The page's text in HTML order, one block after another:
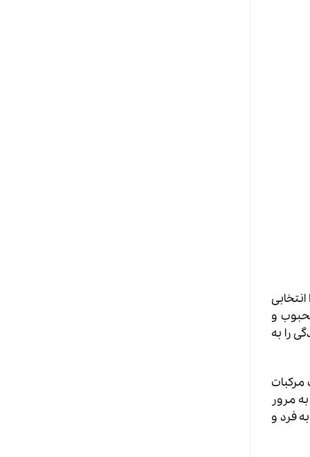
انتخابی
محبوب و
را به
مرکبات
مرور
فرد و